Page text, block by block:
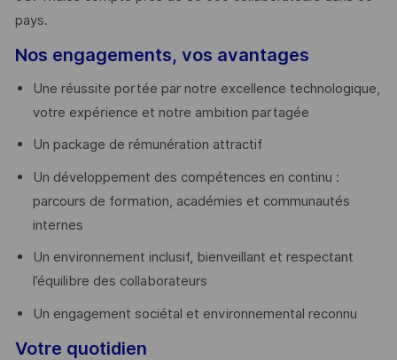
pays. ​
Nos engagements, vos avantages
Une réussite portée par notre excellence technologique,
votre expérience et notre ambition partagée
Un package de rémunération attractif
Un développement des compétences en continu :
parcours de formation, académies et communautés
internes
Un environnement inclusif, bienveillant et respectant
l’équilibre des collaborateurs
Un engagement sociétal et environnemental reconnu
Votre quotidien